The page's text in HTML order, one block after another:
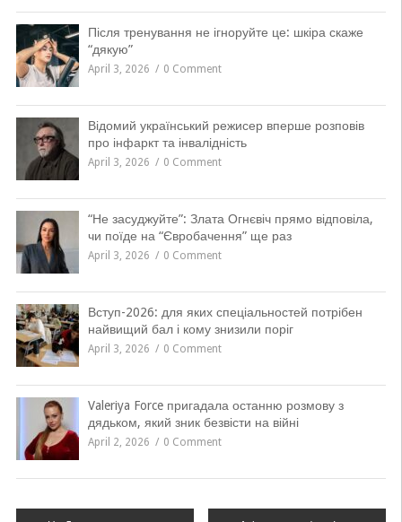
Після тренування не ігноруйте це: шкіра скаже
“дякую”
April 3, 2026 0 Comment
Відомий український режисер вперше розповів
про інфаркт та інвалідність
April 3, 2026 0 Comment
“Не засуджуйте”: Злата Огнєвіч прямо відповіла,
чи поїде на “Євробачення” ще раз
April 3, 2026 0 Comment
Вступ-2026: для яких спеціальностей потрібен
найвищий бал і кому знизили поріг
April 3, 2026 0 Comment
Valeriya Force пригадала останню розмову з
дядьком, який зник безвісти на війні
April 2, 2026 0 Comment